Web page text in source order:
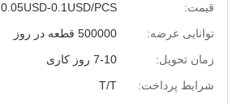
قیمت:
0.05USD-0.1USD/PCS
توانایی عرضه:
500000 قطعه در روز
زمان تحویل:
7-10 روز کاری
شرایط پرداخت:
T/T